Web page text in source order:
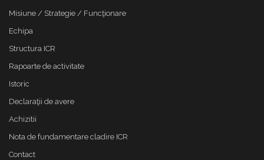
Misiune / Strategie / Funcţionare
Echipa
Structura ICR
Rapoarte de activitate
Istoric
Declaraţii de avere
Achizitii
Nota de fundamentare cladire ICR
Contact